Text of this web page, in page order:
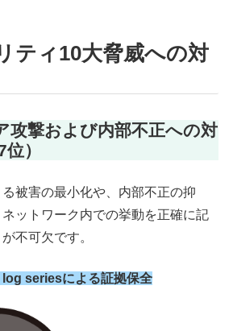
ティ10大脅威への対
攻撃および内部不正への対
）
被害の最小化や、内部不正の抑
ットワーク内での挙動を正確に記
不可欠です。
seriesによる証拠保全